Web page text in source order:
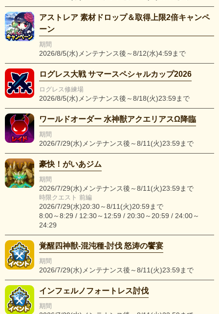
アストレア 素材ドロップ＆取得上限2倍キャンペ
ーン
期間
2026/8/5(水)メンテナンス後～8/12(水)4:59まで
ログレス大戦 サマースペシャルカップ2026
ログレス修練場
2026/8/5(水)メンテナンス後～8/18(火)23:59まで
ワールドオーダー 水神獣アクエリアスΩ降臨
期間
2026/7/29(水)メンテナンス後～8/11(火)23:59まで
豪快！がいあジム
期間
2026/7/29(水)メンテナンス後～8/11(火)23:59まで
時限クエスト 前編
2026/7/29(水)20:30～8/11(火)20:59まで
8:00～8:29 / 12:30～12:59 / 20:30～20:59 / 24:00～
24:29
覚醒四神獣-混沌種-討伐 怒涛の饗宴
期間
2026/7/29(水)メンテナンス後～8/11(火)23:59まで
インフェルノフォートレス討伐
期間